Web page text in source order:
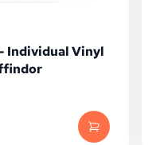
Individual Vinyl